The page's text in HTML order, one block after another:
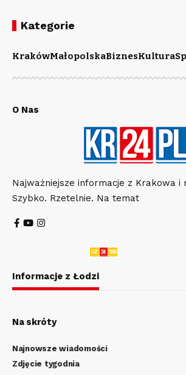
Kategorie
KrakówMałopolskaBiznesKultura
O Nas
Najważniejsze informacje z Krakowa i
Szybko. Rzetelnie. Na temat
Informacje z Łodzi
Na skróty
Najnowsze wiadomości
Zdjęcie tygodnia